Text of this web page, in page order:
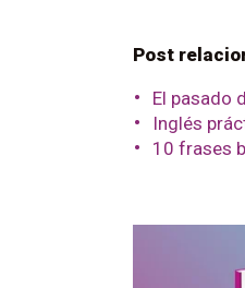
Post
El pasado
Inglés
10 frases